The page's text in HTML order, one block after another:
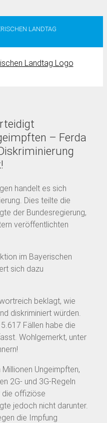
LANDTAG
– Ferda
handelt es sich
Dies teilte die
der Bundesregierung,
veröffentlichten
im Bayerischen
sich dazu
beklagt, wie
diskriminiert würden.
5.617 Fällen habe die
Wohlgemerkt, unter
Ungeimpften,
2G- und 3G-Regeln
die offiziöse
jedoch nicht darunter.
die Impfung